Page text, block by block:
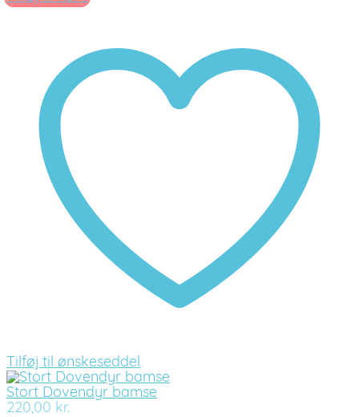
Tilføj til ønskeseddel
Stort Dovendyr bamse
220,00 kr.